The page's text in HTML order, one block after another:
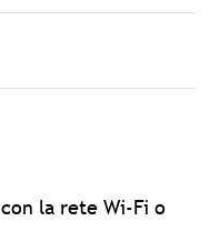
la rete Wi-Fi o